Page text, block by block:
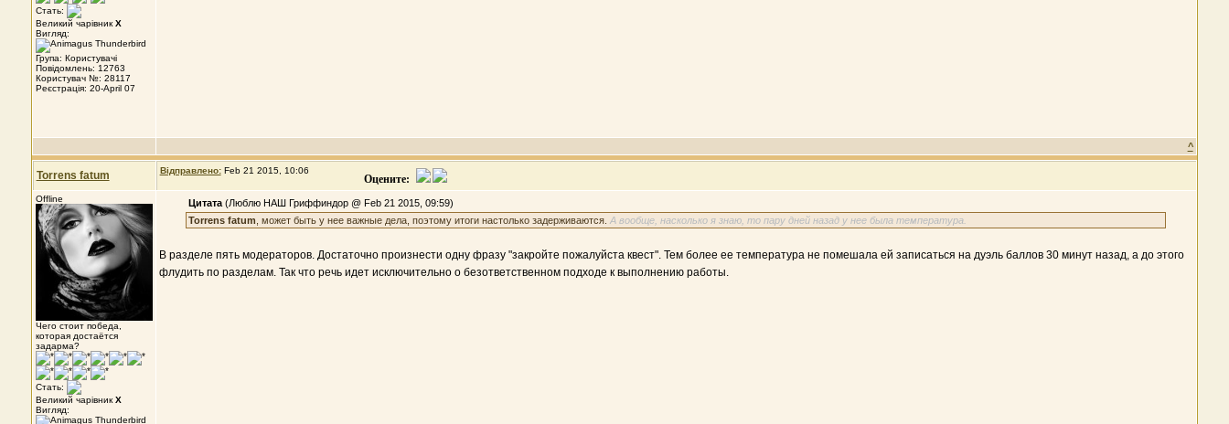
Стать:
Великий чарівник X
Вигляд:
Група: Користувачі
Повідомлень: 12763
Користувач №: 28117
Реєстрація: 20-April 07
^
Torrens fatum Відправлено: Feb 21 2015, 10:06
Оцените:
Offline
Чего стоит победа,
которая достаётся
задарма?
Стать:
Великий чарівник X
Вигляд:
Цитата (Люблю НАШ Гриффиндор @ Feb 21 2015, 09:59)
Torrens fatum , может быть у нее важные дела, поэтому итоги настолько задерживаются.А вообще, насколько я знаю, то пару дней назад у нее была температура.
В разделе пять модераторов. Достаточно произнести одну фразу "закройте пожалуйста квест". Тем более ее температура не помешала ей записаться на дуэль баллов 30 минут назад, а до этого
флудить по разделам. Так что речь идет исключительно о безответственном подходе к выполнению работы.